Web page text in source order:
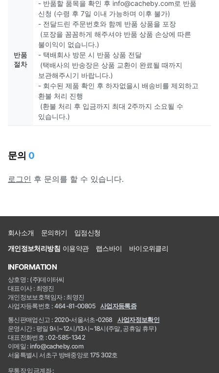
반품
절차
- 반품할 품목을 확인 후 info@cacheby.com로 반품
신청 (수령 후 7일 이내 가능하며 이후 불가)
- 전달드린 주문번호와 함께 반품 상품을 포장
(포장을 꼼꼼하게 해주셔야 반품 상품 손상에 따른
불이익이 없습니다.)
- 택배회사 방문 시 반품 상품 전달
(택배사의 반송장은 상품 교환이 완료될 때까지
보관해주시기 바랍니다.)
- 회수된 제품 확인 후 하자없을시 배송비를 제외하고
환불 처리 진행
(환불 처리 후 입금까지 최대 2주까지 소요될 수
있습니다.)
문의 0
로그인 후 문의를 할 수 있습니다.
회사소개 문의하기
입점신청
개인정보처리방침 이용약관 랩스바이 바이오위클리
INFORMATION
상호명 : (주)데이터씨
대표이사 : 최영진
개인정보보호책임자 : 최영진
사업자등록번호 : 464-81-00805
사업자등록증
통신판매업신고 : 2020-서울서초-0268
사업자정보확인
운영시간 : 평일 9시~12시/13시~18시(주말, 공휴일 휴무)
대표전화번호 : 02-585-1342
이메일 : info@cacheby.com
서울특별시 서초구 방배중앙로 175 302호
무통장 입금계좌 :